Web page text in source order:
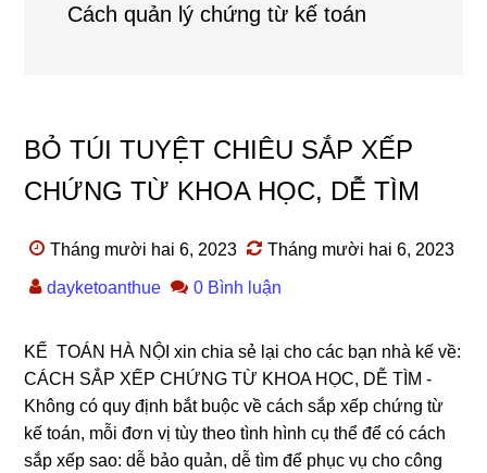
Cách quản lý chứng từ kế toán
BỎ TÚI TUYỆT CHIÊU SẮP XẾP
CHỨNG TỪ KHOA HỌC, DỄ TÌM
Tháng mười hai 6, 2023 Tháng mười hai 6, 2023
dayketoanthue 0 Bình luận
KẾ TOÁN HÀ NỘI xin chia sẻ lại cho các bạn nhà kế về:
CÁCH SẮP XẾP CHỨNG TỪ KHOA HỌC, DỄ TÌM -
Không có quy định bắt buộc về cách sắp xếp chứng từ
kế toán, mỗi đơn vị tùy theo tình hình cụ thể để có cách
sắp xếp sao: dễ bảo quản, dễ tìm để phục vụ cho công